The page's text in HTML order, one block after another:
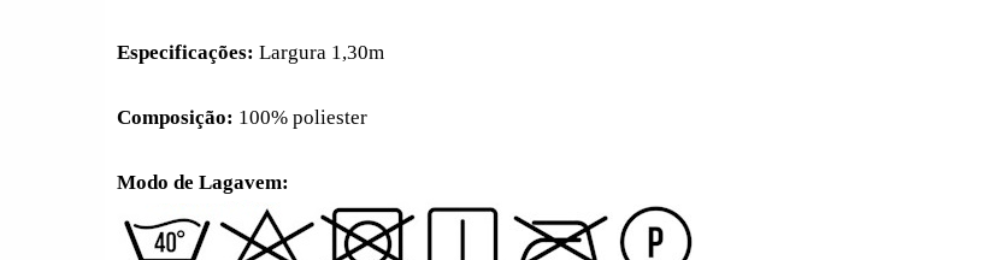
Especificações: Largura 1,30m
Composição: 100% poliester
Modo de Lagavem: